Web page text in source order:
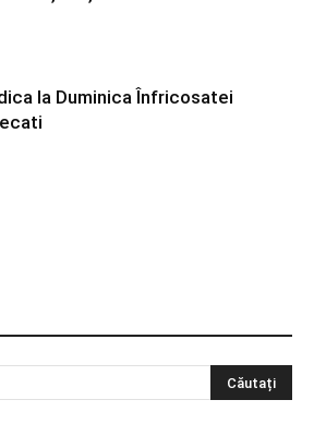
la Duminica Înfricosatei